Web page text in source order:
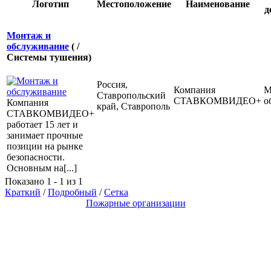
Логотип
Местоположение Наименование
Монтаж и
обслуживание ( /
Системы тушения)
Компания
СТАВКОМВИДЕО+
работает 15 лет и
занимает прочные
позиции на рынке
безопасности.
Основным на[...]
Россия,
Ставропольский
край, Ставрополь
Компания
СТАВКОМВИДЕО+
Показано 1 - 1 из 1
Краткий /Подробный /Сетка
Пожарные организации